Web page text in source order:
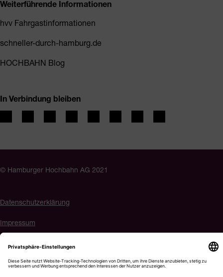
Weiterführende Informationen
hvv Fahrgastinformationen
schneller-durch-hamburg.de
HOCHBAHN Blog
In Verbindung bleiben
© Hamburger Hochbahn AG 2021
Datenschutzerklärung
Impressum
Barrierefreiheit
Cookie-Einstellungen